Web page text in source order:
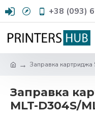
+38 (093)
Заправка картриджа
Заправка
MLT-D304S/